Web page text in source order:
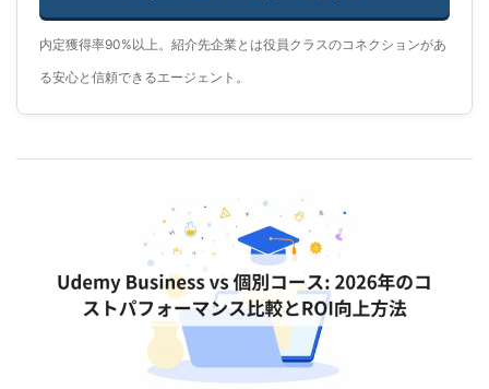
内定獲得率90%以上。紹介先企業とは役員クラスのコネクションがあ
る安心と信頼できるエージェント。